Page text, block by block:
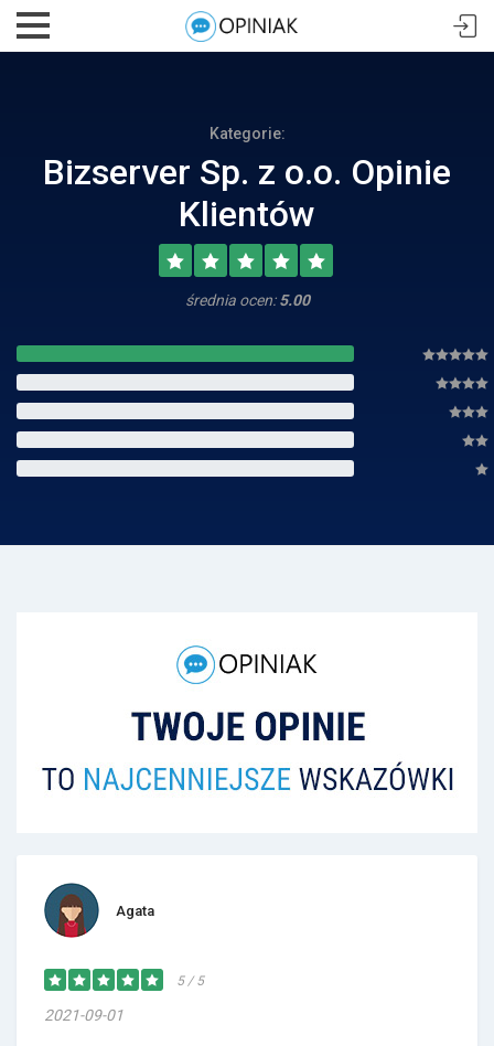
Kategorie:
Bizserver Sp. z o.o. Opinie
Klientów
średnia ocen:5.00
Agata
5 / 5
2021-09-01